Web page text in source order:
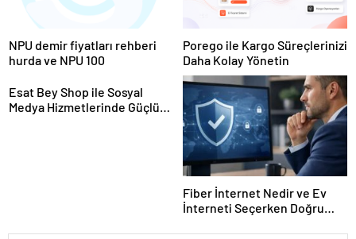
NPU demir fiyatları rehberi
hurda ve NPU 100
Porego ile Kargo Süreçlerinizi
Daha Kolay Yönetin
Esat Bey Shop ile Sosyal
Medya Hizmetlerinde Güçlü
Fiber İnternet Nedir ve Ev
İnterneti Seçerken Doğru